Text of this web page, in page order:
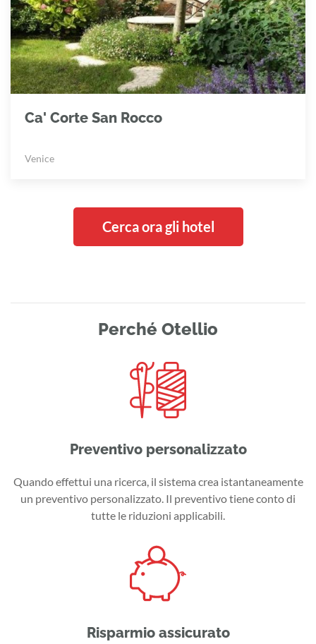
Ca' Corte San Rocco
Venice
Cerca ora gli hotel
Perché Otellio
Preventivo personalizzato
Quando effettui una ricerca, il sistema crea istantaneamente
un preventivo personalizzato. Il preventivo tiene conto di
tutte le riduzioni applicabili.
Risparmio assicurato